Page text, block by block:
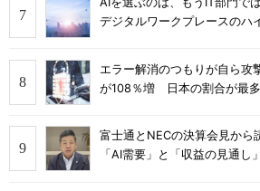
デジタルワークプレースのハ
エラー解消のつもりが自ら攻
が108％増 日本の割合が最
富士通とNECの決算会見から
「AI需要」と「収益の見通し」